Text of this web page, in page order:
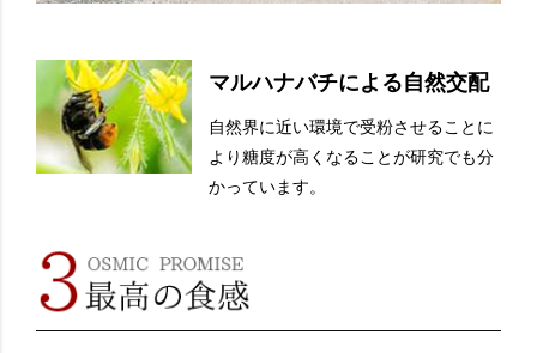
マルハナバチによる自然交配
自然界に近い環境で受粉させることに
より糖度が高くなることが研究でも分
かっています。